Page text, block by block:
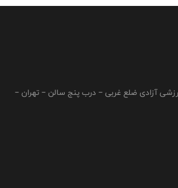
آزادی ضلع غربی – درب پنج سالن – تهران –